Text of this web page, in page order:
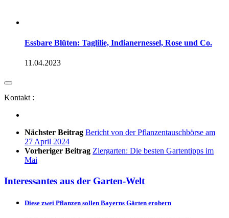
Essbare Blüten: Taglilie, Indianernessel, Rose und Co.
11.04.2023
Kontakt :
Nächster Beitrag Bericht von der Pflanzentauschbörse am
27 April 2024
Vorheriger Beitrag Ziergarten: Die besten Gartentipps im
Mai
Interessantes aus der Garten-Welt
Diese zwei Pflanzen sollen Bayerns Gärten erobern